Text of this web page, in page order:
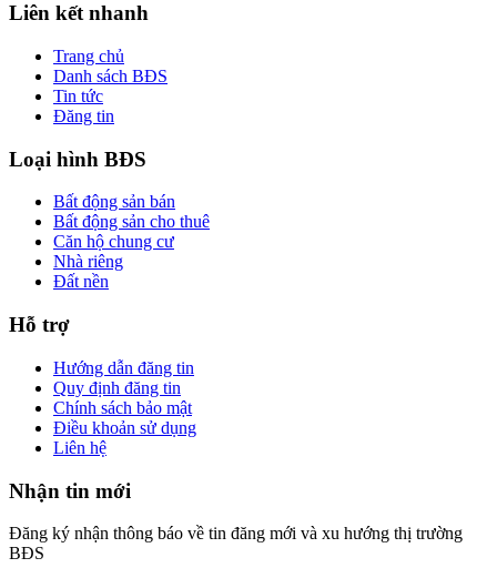
Liên kết nhanh
Trang chủ
Danh sách BĐS
Tin tức
Đăng tin
Loại hình BĐS
Bất động sản bán
Bất động sản cho thuê
Căn hộ chung cư
Nhà riêng
Đất nền
Hỗ trợ
Hướng dẫn đăng tin
Quy định đăng tin
Chính sách bảo mật
Điều khoản sử dụng
Liên hệ
Nhận tin mới
Đăng ký nhận thông báo về tin đăng mới và xu hướng thị trường
BĐS